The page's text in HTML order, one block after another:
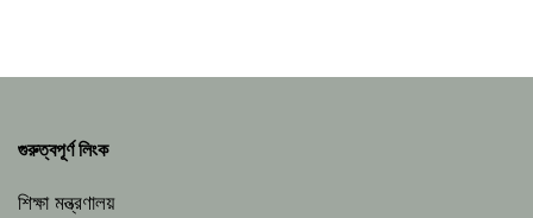
গুরুত্বপূর্ণ লিংক
শিক্ষা মন্ত্রণালয়